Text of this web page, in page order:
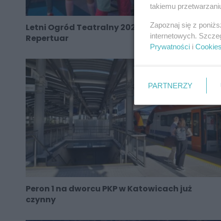
Letni Ogród Teatralny 2025 w Katowicach.
Repertuar
Peron 1 na dworcu PKP w Katowicach już
czynny
takiemu
Zapoznaj się z
internetowych.
Prywatności i Cookies
PARTNERZY